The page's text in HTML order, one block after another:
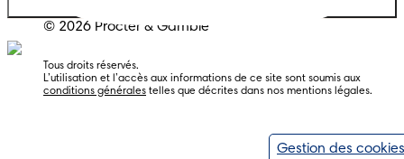
© 2026 Procter & Gamble
Tous droits réservés.
conditions générales telles que décrites dans nos mentions légales.
Gestion des cookies